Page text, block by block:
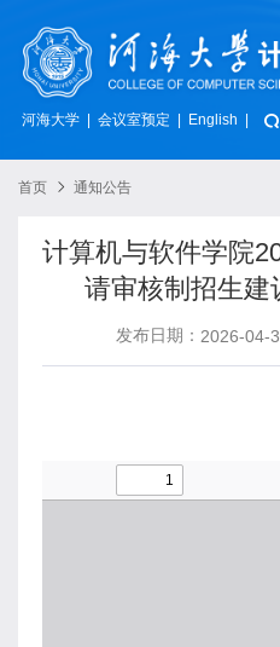
河海大学 会议室预定 English
首页 通知公告
计算机与软件学院
请审核制招生建
发布日期： 2026-04-